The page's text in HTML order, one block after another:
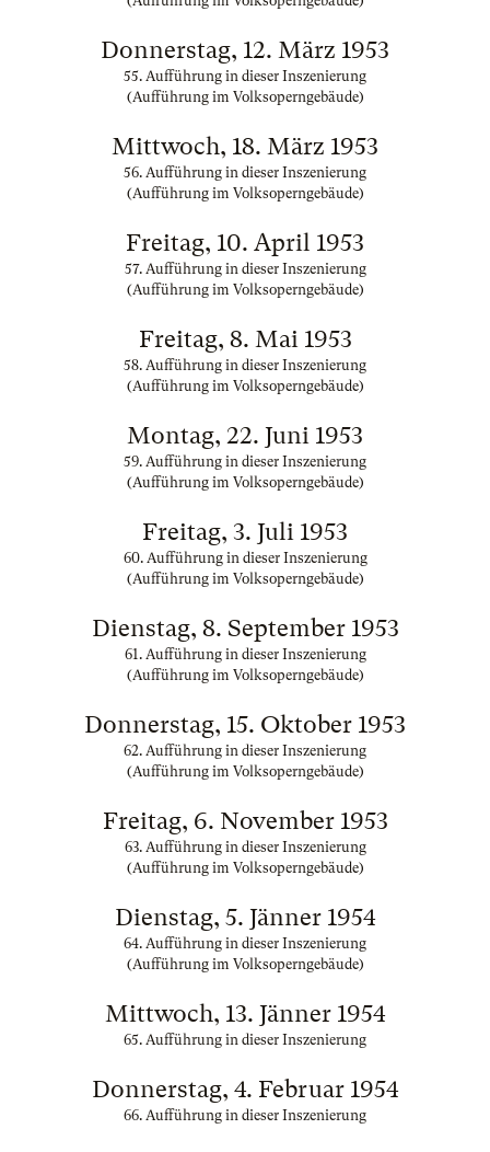
Donnerstag, 12. März 1953
55. Aufführung in dieser Inszenierung
(Aufführung im Volksoperngebäude)
Mittwoch, 18. März 1953
56. Aufführung in dieser Inszenierung
(Aufführung im Volksoperngebäude)
Freitag, 10. April 1953
57. Aufführung in dieser Inszenierung
(Aufführung im Volksoperngebäude)
Freitag, 8. Mai 1953
58. Aufführung in dieser Inszenierung
(Aufführung im Volksoperngebäude)
Montag, 22. Juni 1953
59. Aufführung in dieser Inszenierung
(Aufführung im Volksoperngebäude)
Freitag, 3. Juli 1953
60. Aufführung in dieser Inszenierung
(Aufführung im Volksoperngebäude)
Dienstag, 8. September 1953
61. Aufführung in dieser Inszenierung
(Aufführung im Volksoperngebäude)
Donnerstag, 15. Oktober 1953
62. Aufführung in dieser Inszenierung
(Aufführung im Volksoperngebäude)
Freitag, 6. November 1953
63. Aufführung in dieser Inszenierung
(Aufführung im Volksoperngebäude)
Dienstag, 5. Jänner 1954
64. Aufführung in dieser Inszenierung
(Aufführung im Volksoperngebäude)
Mittwoch, 13. Jänner 1954
65. Aufführung in dieser Inszenierung
Donnerstag, 4. Februar 1954
66. Aufführung in dieser Inszenierung